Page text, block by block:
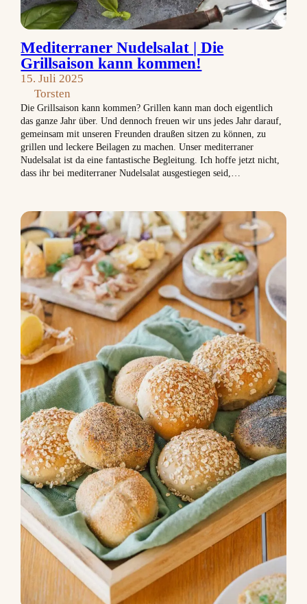
Mediterraner Nudelsalat | Die
Grillsaison kann kommen!
15. Juli 2025
Torsten
Die Grillsaison kann kommen? Grillen kann man doch eigentlich
das ganze Jahr über. Und dennoch freuen wir uns jedes Jahr darauf,
gemeinsam mit unseren Freunden draußen sitzen zu können, zu
grillen und leckere Beilagen zu machen. Unser mediterraner
Nudelsalat ist da eine fantastische Begleitung. Ich hoffe jetzt nicht,
dass ihr bei mediterraner Nudelsalat ausgestiegen seid,…